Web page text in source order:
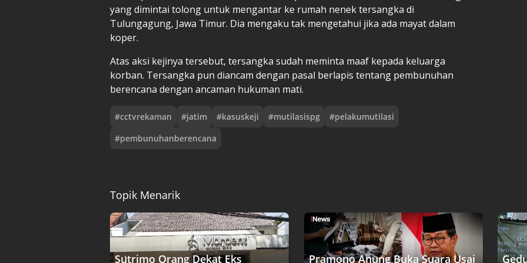
yang dimintai tolong untuk mengantar ke rumah nenek tersangka di
Tulungagung, Jawa Timur. Dia mengaku tak mengetahui jika ada mayat dalam
koper.
Atas aksi kejinya tersebut, tersangka sudah meminta maaf kepada keluarga
korban. Tersangka pun diancam dengan pasal berlapis tentang pembunuhan
berencana dengan ancaman hukuman mati.
#cctvrekaman #jatim #kasuskeji #mutilasispg #pelakumutilasi
#pembunuhanberencana
Topik Menarik
Sutrimo Orang Dekat Eks Pramono Anung Buka Suara Usai